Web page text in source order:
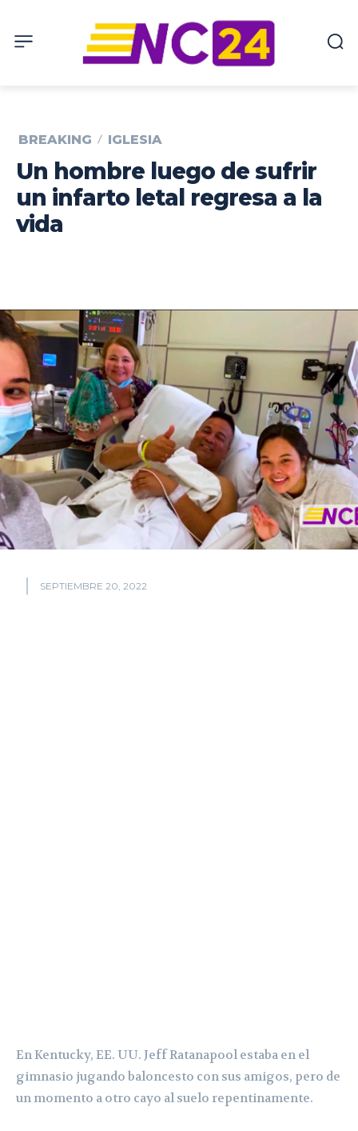
BREAKING IGLESIA
Un hombre luego de sufrir
un infarto letal regresa a la
vida
SEPTIEMBRE 20, 2022
En Kentucky, EE. UU. Jeff Ratanapool estaba en el
gimnasio jugando baloncesto con sus amigos, pero de
un momento a otro cayo al suelo repentinamente.